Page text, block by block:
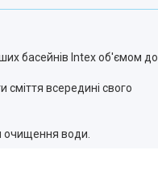
басейнів Intex об'ємом до
всередині свого
очищення води.